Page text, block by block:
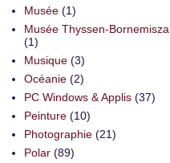
Musée (1)
Musée Thyssen-Bornemisza
(1)
Musique (3)
Océanie (2)
PC Windows & Applis (37)
Peinture (10)
Photographie (21)
Polar (89)